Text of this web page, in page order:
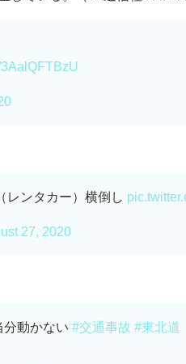
レンタカー）横倒し
27, 2020
分動かない #交通事故 #東北道